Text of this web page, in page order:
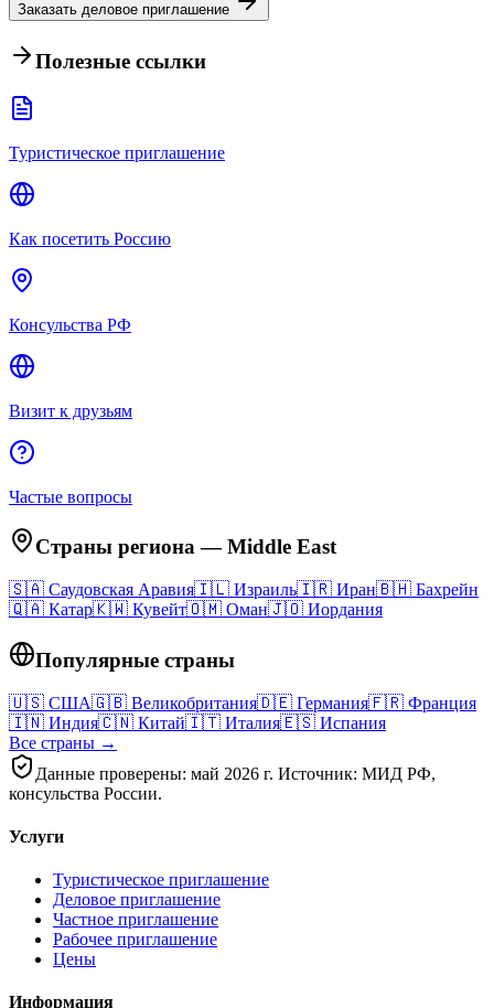
Заказать деловое приглашение
Полезные ссылки
Туристическое приглашение
Как посетить Россию
Консульства РФ
Визит к друзьям
Частые вопросы
Страны региона—Middle East
🇸🇦 Саудовская Аравия🇮🇱 Израиль🇮🇷 Иран🇧🇭 Бахрейн
🇶🇦 Катар🇰🇼 Кувейт🇴🇲 Оман🇯🇴 Иордания
Популярные страны
🇺🇸 США🇬🇧 Великобритания🇩🇪 Германия🇫🇷 Франция
🇮🇳 Индия🇨🇳 Китай🇮🇹 Италия🇪🇸 Испания
Все страны →
Данные проверены: май 2026 г. Источник: МИД РФ,
консульства России.
Услуги
Туристическое приглашение
Деловое приглашение
Частное приглашение
Рабочее приглашение
Цены
Информация